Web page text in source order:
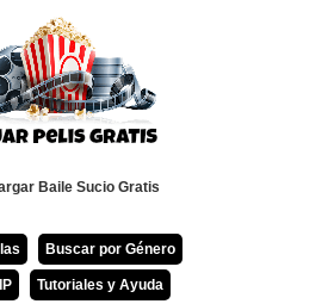
Baile Sucio Gratis
Buscar por Género
Tutoriales y Ayuda